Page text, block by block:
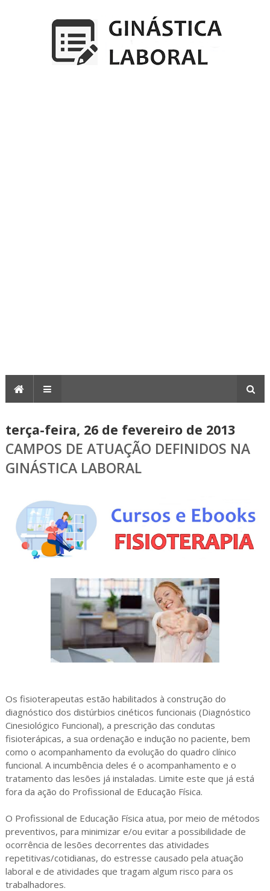
terça-feira, 26 de fevereiro de 2013
CAMPOS DE ATUAÇÃO DEFINIDOS NA
GINÁSTICA LABORAL
Os fisioterapeutas estão habilitados à construção do
diagnóstico dos distúrbios cinéticos funcionais (Diagnóstico
Cinesiológico Funcional), a prescrição das condutas
fisioterápicas, a sua ordenação e indução no paciente, bem
como o acompanhamento da evolução do quadro clínico
funcional. A incumbência deles é o acompanhamento e o
tratamento das lesões já instaladas. Limite este que já está
fora da ação do Profissional de Educação Física.
O Profissional de Educação Física atua, por meio de métodos
preventivos, para minimizar e/ou evitar a possibilidade de
ocorrência de lesões decorrentes das atividades
repetitivas/cotidianas, do estresse causado pela atuação
laboral e de atividades que tragam algum risco para os
trabalhadores.